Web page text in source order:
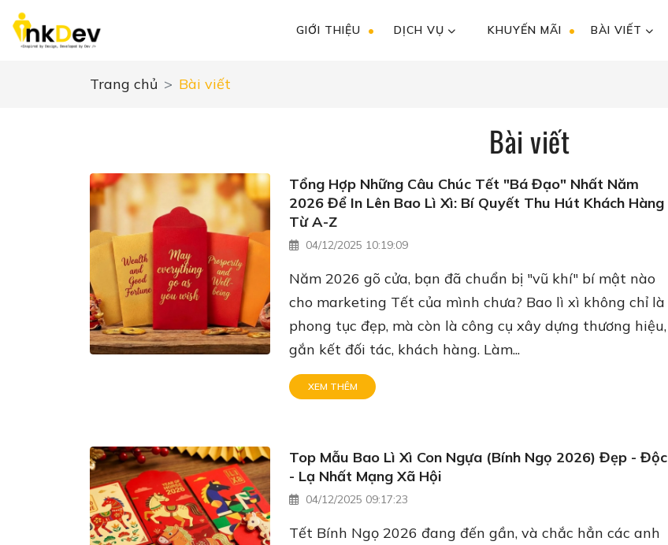
GIỚI THIỆU DỊCH VỤ KHUYẾN MÃI BÀI VIẾT
Trang chủ Bài viết
Bài viết
Tổng Hợp Những Câu Chúc Tết "Bá Đạo" Nhất Năm
2026 Để In Lên Bao Lì Xì: Bí Quyết Thu Hút Khách Hàng
Từ A-Z
04/12/2025 10:19:09
Năm 2026 gõ cửa, bạn đã chuẩn bị "vũ khí" bí mật nào
cho marketing Tết của mình chưa? Bao lì xì không chỉ là
phong tục đẹp, mà còn là công cụ xây dựng thương hiệu,
gắn kết đối tác, khách hàng. Làm...
XEM THÊM
Top Mẫu Bao Lì Xì Con Ngựa (Bính Ngọ 2026) Đẹp - Độc
- Lạ Nhất Mạng Xã Hội
04/12/2025 09:17:23
Tết Bính Ngọ 2026 đang đến gần, và chắc hẳn các anh